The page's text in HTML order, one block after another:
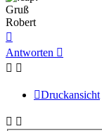
Gruß
Robert
oben
Antworten
Druckansicht